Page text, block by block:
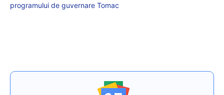
programului de guvernare Tomac